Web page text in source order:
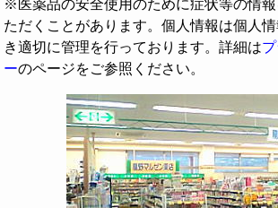
※医薬品の安全使用のために症状等の情
ただくことがあります。個人情報は個人
き適切に管理を行っております。詳細は
ーのページをご参照ください。